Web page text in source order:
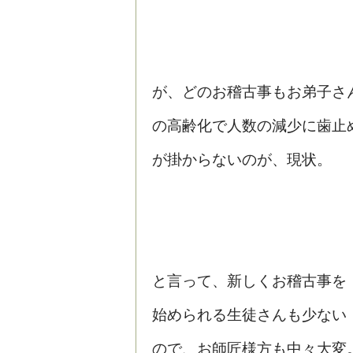
が、どのお稽古事もお弟子さ
の高齢化で人数の減少に歯止
が掛からないのが、現状。
と言って、新しくお稽古事を
始められる生徒さんも少ない
ので、お師匠様方も中々大変。